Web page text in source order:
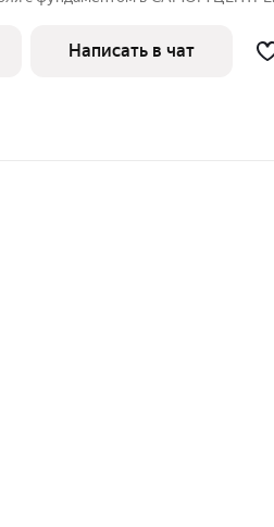
"Вкусно-и Точка".) 3,5 сотки земли в
Написать в чат